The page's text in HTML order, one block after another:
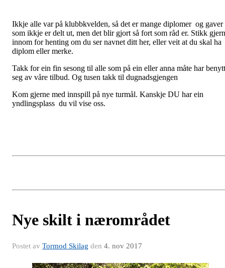
Ikkje alle var på klubbkvelden, så det er mange diplomer og gaver
som ikkje er delt ut, men det blir gjort så fort som råd er. Stikk
innom for henting om du ser navnet ditt her, eller veit at du skal ha
diplom eller merke.
Takk for ein fin sesong til alle som på ein eller anna måte har
seg av våre tilbud. Og tusen takk til dugnadsgjengen
Kom gjerne med innspill på nye turmål. Kanskje DU har ein
yndlingsplass du vil vise oss.
Nye skilt i nærområdet
Postet av Tormod Skilag den 4. nov 2017